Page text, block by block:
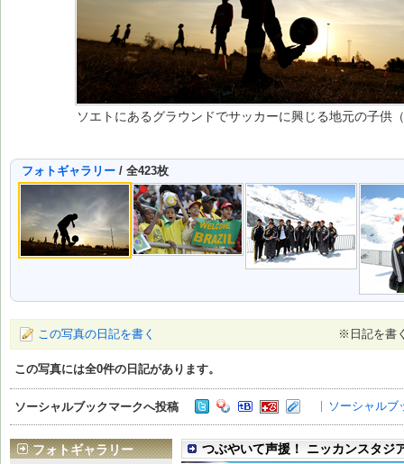
ソエトにあるグラウンドでサッカーに興じる地元の子供
フォトギャラリー / 全423枚
この写真の日記を書く ※日記を書
この写真には全0件の日記があります。
ソーシャルブックマークへ投稿 ソーシャルブ
つぶやいて声援！ ニッカンスタジ
フォトギャラリー